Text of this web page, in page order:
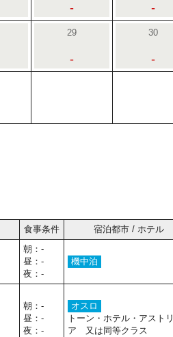
- -
29
-
30
-
食事条件
宿泊都市 / ホテル
朝：-
昼：-
夜：-
機中泊
朝：-
昼：-
夜：-
オスロ
トーン・ホテル・アストリ
ア 又は同等クラス